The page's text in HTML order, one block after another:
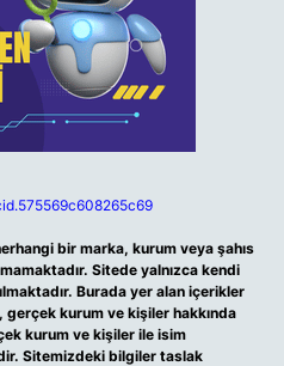
bir marka, kurum veya şahıs
Sitede yalnızca kendi
Burada yer alan içerikler
kurum ve kişiler hakkında
kurum ve kişiler ile isim
Sitemizdeki bilgiler taslak